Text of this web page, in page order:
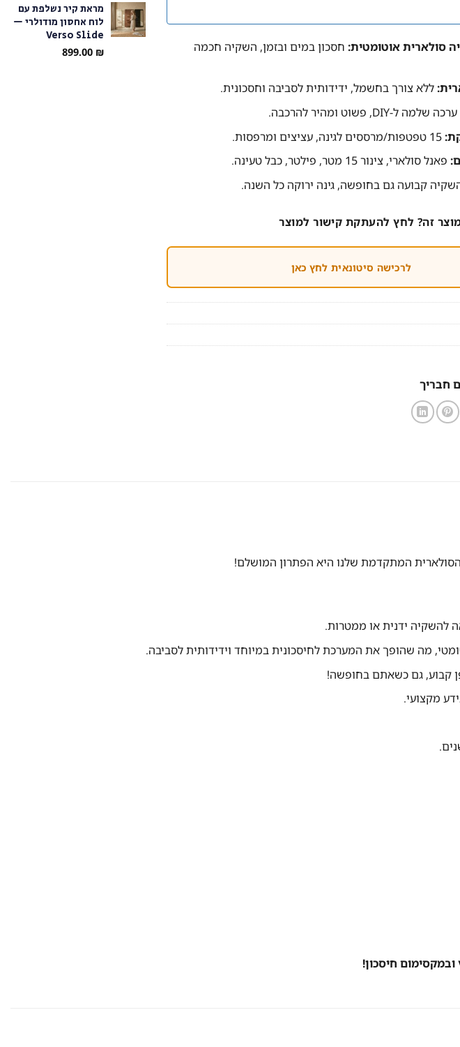
סולארית אוטומטית:חסכון במים ובזמן, השקיה חכמה
ללא צורך בחשמל, ידידותית לסביבה וחסכונית.
ערכה שלמה ל-DIY, פשוט ומהיר להרכבה.
15 טפטפות/מרססים לגינה, עציצים ומרפסות.
פאנל סולארי, צינור 15 מטר, פילטר, כבל טעינה.
קבועה גם בחופשה, גינה ירוקה כל השנה.
זה? לחץ להעתקת קישור למוצר
לרכישה סיטונאית לחץ כאן
חבריך
מראת קיר נשלפת עם
לוח אחסון מודולרי —
Verso Slide
899.00 ₪
המתקדמת שלנו היא הפתרון המושלם!
להשקיה ידנית או ממטרות.
מה שהופך את המערכת לחיסכונית במיוחד וידידותית לסביבה.
קבוע, גם כשאתם בחופשה!
מקצועי.
חיסכון!